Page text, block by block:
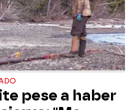
pese a haber